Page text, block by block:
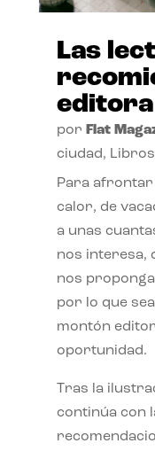
Las
editora
por Flat
ciudad, Libros
Para afrontar
calor, de
a unas
nos interesa,
nos
por lo que
montón
oportunidad.
Tras la
continúa con